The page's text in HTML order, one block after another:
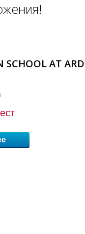
SCHOOL AT